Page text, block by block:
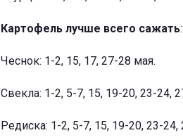
Картофель лучше всего сажать
Чеснок: 1-2, 15, 17, 27-28 мая.
Свекла: 1-2, 5-7, 15, 19-20, 23-24,
Редиска: 1-2, 5-7, 15, 19-20, 23-24,